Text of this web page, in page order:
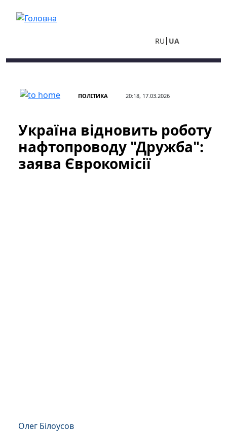
RU UA
ПОЛІТИКА 20:18, 17.03.2026
Україна відновить роботу
нафтопроводу "Дружба":
заява Єврокомісії
Олег Білоусов